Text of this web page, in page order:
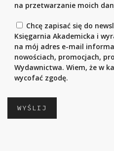
na przetwarzanie moich
Chcę zapisać się do
Księgarnia Akademicka i
na mój adres e-mail
nowościach, promocjach,
Wydawnictwa. Wiem, że w
wycofać zgodę.